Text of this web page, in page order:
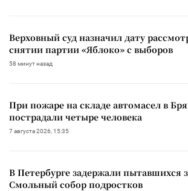
Верховный суд назначил дату
снятии партии «Яблоко» с выборов
58 минут назад
При пожаре на складе автомасел в
пострадали четыре человека
7 августа 2026, 15:35
В Петербурге задержали пытавшихся
Смольный собор подростков